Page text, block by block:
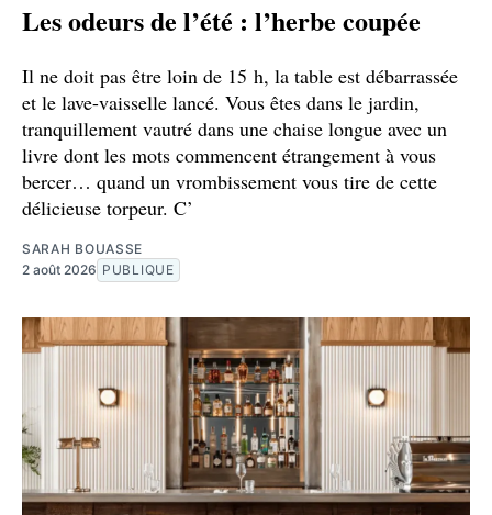
Les odeurs de l’été : l’herbe coupée
Il ne doit pas être loin de 15 h, la table est débarrassée
et le lave-vaisselle lancé. Vous êtes dans le jardin,
tranquillement vautré dans une chaise longue avec un
livre dont les mots commencent étrangement à vous
bercer… quand un vrombissement vous tire de cette
délicieuse torpeur. C’
SARAH BOUASSE
2 août 2026 PUBLIQUE